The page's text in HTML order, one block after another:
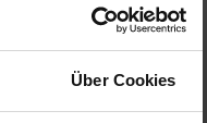
Über Cookies